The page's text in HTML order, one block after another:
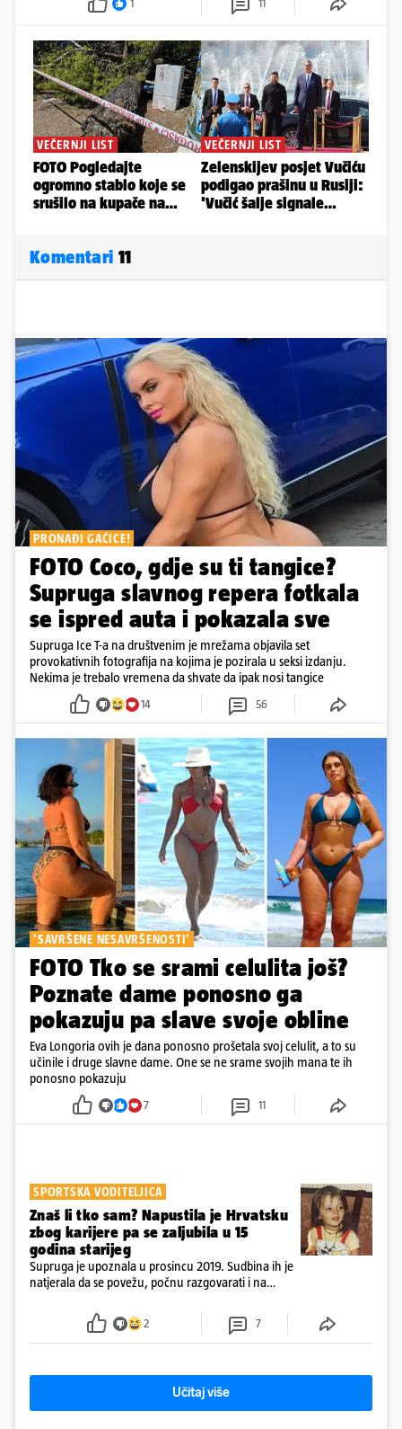
1 11
Komentari 11
PRONAĐI GAĆICE!
FOTO Coco, gdje su ti tangice?
Supruga slavnog repera fotkala
se ispred auta i pokazala sve
Supruga Ice T-a na društvenim je mrežama objavila set
provokativnih fotografija na kojima je pozirala u seksi izdanju.
Nekima je trebalo vremena da shvate da ipak nosi tangice
14 56
'SAVRŠENE NESAVRŠENOSTI'
FOTO Tko se srami celulita još?
Poznate dame ponosno ga
pokazuju pa slave svoje obline
Eva Longoria ovih je dana ponosno prošetala svoj celulit, a to su
učinile i druge slavne dame. One se ne srame svojih mana te ih
ponosno pokazuju
7 11
SPORTSKA VODITELJICA
Znaš li tko sam? Napustila je Hrvatsku
zbog karijere pa se zaljubila u 15
godina starijeg
Supruga je upoznala u prosincu 2019. Sudbina ih je
natjerala da se povežu, počnu razgovarati i na
2 7
Učitaj više